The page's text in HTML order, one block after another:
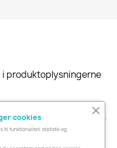
produktoplysningerne
ved køb over 549 kr.
cookies
til funktionalitet, statistik og